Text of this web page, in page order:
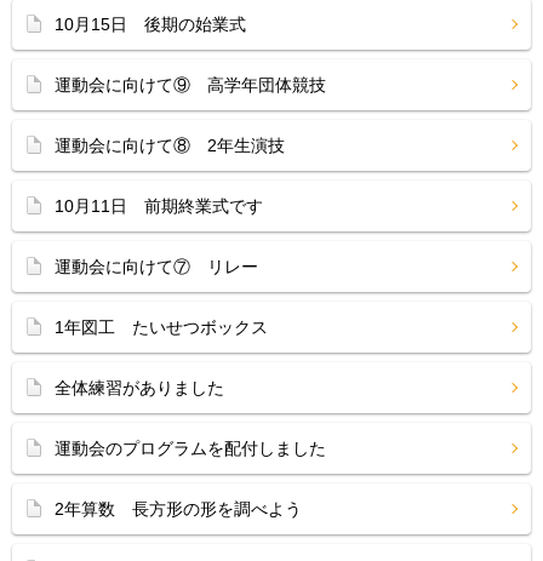
10月15日 後期の始業式
運動会に向けて⑨ 高学年団体競技
運動会に向けて⑧ 2年生演技
10月11日 前期終業式です
運動会に向けて⑦ リレー
1年図工 たいせつボックス
全体練習がありました
運動会のプログラムを配付しました
2年算数 長方形の形を調べよう